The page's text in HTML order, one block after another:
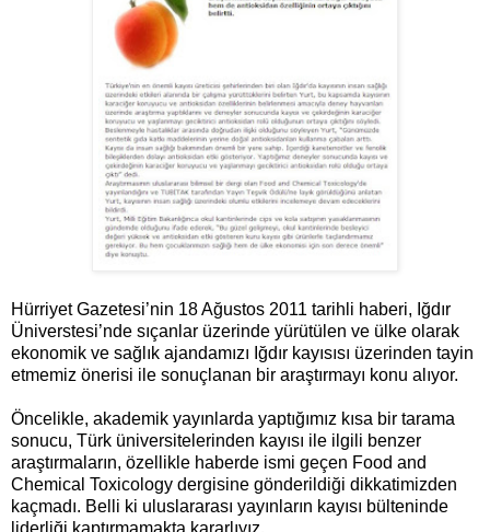
H ürriyet Gazetesi’nin 18 Ağustos 2011 tarihli haberi, Iğdır
Üniverstesi’nde sıçanlar üzerinde yürütülen ve ülke olarak
ekonomik ve sağlık ajandamızı Iğdır kayısısı üzerinden tayin
etmemiz önerisi ile sonuçlanan bir araştırmayı konu alıyor.
Öncelikle, akademik yayınlarda yaptığımız kısa bir tarama
sonucu, Türk üniversitelerinden kayısı ile ilgili benzer
araştırmaların, özellikle haberde ismi geçen Food and
Chemical Toxicology dergisine gönderildiği dikkatimizden
kaçmadı. Belli ki uluslararası yayınların kayısı bülteninde
liderliği kaptırmamakta kararlıyız.